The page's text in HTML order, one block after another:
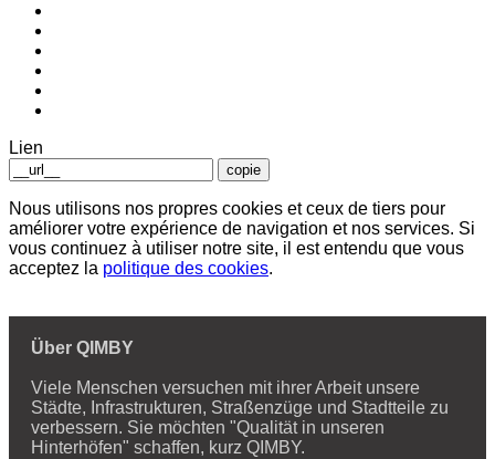
Lien
copie
Nous utilisons nos propres cookies et ceux de tiers pour
améliorer votre expérience de navigation et nos services. Si
vous continuez à utiliser notre site, il est entendu que vous
acceptez la politique des cookies.
Über QIMBY
Viele Menschen versuchen mit ihrer Arbeit unsere
Städte, Infrastrukturen, Straßenzüge und Stadtteile zu
verbessern. Sie möchten "Qualität in unseren
Hinterhöfen" schaffen, kurz QIMBY.